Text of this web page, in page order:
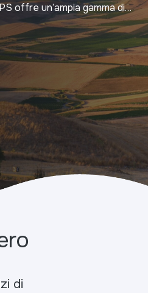
offre un’ampia gamma di
& Export Finance
di